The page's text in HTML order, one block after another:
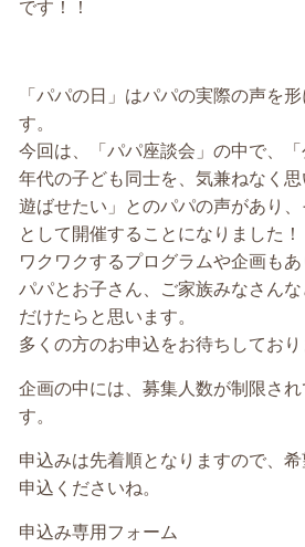
です！！
「パパの日」はパパの実際の声を
す。
今回は、「パパ座談会」の中で、
年代の子ども同士を、気兼ねなく思
遊ばせたい」とのパパの声があり
として開催することになりました！
ワクワクするプログラムや企画もあ
パパとお子さん、ご家族みなさん
だけたらと思います。
多くの方のお申込をお待ちしており
企画の中には、募集人数が制限さ
す。
申込みは先着順となりますので、
申込くださいね。
申込み専用フォーム